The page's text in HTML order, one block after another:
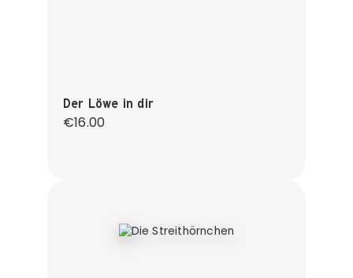
Der Löwe in dir
Regular price:
€16.00